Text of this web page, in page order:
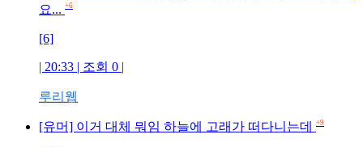
요... +6
[6]
| 20:33 | 조회 0 |
루리웹
[유머] 이거 대체 뭐임 하늘에 고래가 떠다니는데 +9